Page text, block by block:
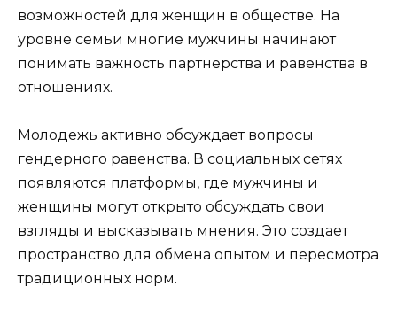
возможностей для женщин в обществе. На
уровне семьи многие мужчины начинают
понимать важность партнерства и равенства в
отношениях.
Молодежь активно обсуждает вопросы
гендерного равенства. В социальных сетях
появляются платформы, где мужчины и
женщины могут открыто обсуждать свои
взгляды и высказывать мнения. Это создает
пространство для обмена опытом и пересмотра
традиционных норм.